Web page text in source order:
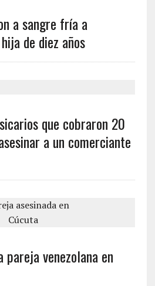
a sangre fría a
de diez años
que cobraron 20
a un comerciante
venezolana en